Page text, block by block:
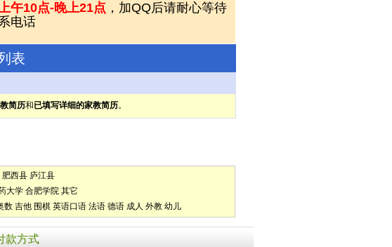
午10点-晚上21点 ，加QQ后请耐心等待
电话
表
简历和已填写详细的家教简历。
肥西县 庐江县
大学 合肥学院 其它
数 吉他 围棋 英语口语 法语 德语 成人 外教 幼儿
款方式